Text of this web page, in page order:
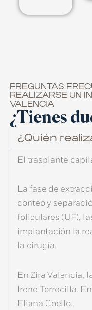
PREGUNTAS
REALIZARSE UN
VALENCIA
¿Tienes
¿Quién
El trasplante
La fase de
conteo y
foliculares (UF),
implantación la
la cirugía.
En Zira Valencia,
Irene Torrecilla. En
Eliana Coello.